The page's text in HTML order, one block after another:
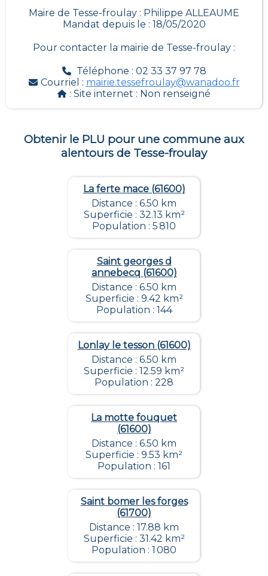
Maire de Tesse-froulay : Philippe ALLEAUME
Mandat depuis le : 18/05/2020
Pour contacter la mairie de Tesse-froulay :
Téléphone : 02 33 37 97 78
Courriel : mairie.tessefroulay@wanadoo.fr
: Site internet : Non renseigné
Obtenir le PLU pour une commune aux
alentours de Tesse-froulay
La ferte mace (61600)
Distance : 6.50 km
Superficie : 32.13 km²
Population : 5 810
Saint georges d
annebecq (61600)
Distance : 6.50 km
Superficie : 9.42 km²
Population : 144
Lonlay le tesson (61600)
Distance : 6.50 km
Superficie : 12.59 km²
Population : 228
La motte fouquet
(61600)
Distance : 6.50 km
Superficie : 9.53 km²
Population : 161
Saint bomer les forges
(61700)
Distance : 17.88 km
Superficie : 31.42 km²
Population : 1 080